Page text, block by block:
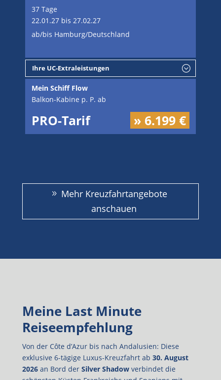
37 Tage
22.01.27 bis 27.02.27
ab/bis Hamburg/Deutschland
Ihre UC-Extraleistungen
Mein Schiff Flow
Balkon-Kabine p. P. ab
PRO-Tarif » 6.199 €
Mehr Kreuzfahrtangebote
anschauen
Meine Last Minute
Reiseempfehlung
Von der Côte d’Azur bis nach Andalusien: Diese
exklusive 6-tägige Luxus-Kreuzfahrt ab 30. August
2026an Bord der Silver Shadowverbindet die